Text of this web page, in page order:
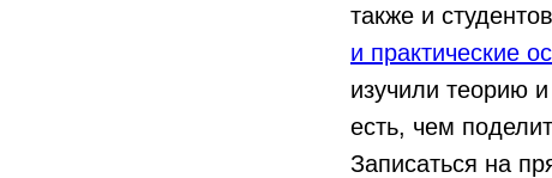
также и
и практические
изучили теорию
есть, чем
Записаться на